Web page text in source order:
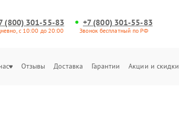
(800) 301-55-83
с 10:00 до 20:00
+7 (800) 301-55-83
Звонок бесплатный по РФ
Отзывы Доставка Гарантии Акции и скидки